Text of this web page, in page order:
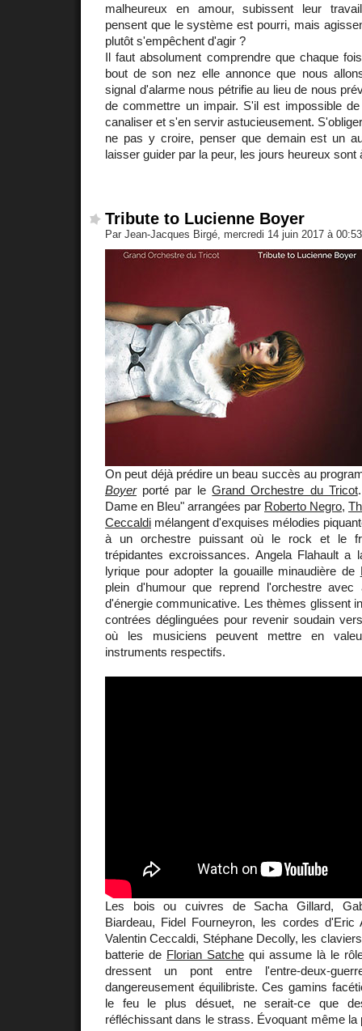
malheureux en amour, subissent leur
pensent que le système est pourri, mais
plutôt s'empêchent d'agir ?
Il faut absolument comprendre que chaque
bout de son nez elle annonce que nous
signal d'alarme nous pétrifie au lieu de nous
de commettre un impair. S'il est impossible
canaliser et s'en servir astucieusement.
ne pas y croire, penser que demain est un
laisser guider par la peur, les jours heureux sont
Tribute to Lucienne Boyer
Par Jean-Jacques Birgé, mercredi 14 juin 2017 à
On peut déjà prédire un beau succès au
Boyerporté par leGrand Orchestre du Tricot
Dame en Bleu" arrangées par Roberto Negro,
Ceccaldi mélangent d'exquises mélodies
à un orchestre puissant où le rock et le
trépidantes excroissances. Angela Flahault a
lyrique pour adopter la gouaille minaudière de
plein d'humour que reprend l'orchestre
d'énergie communicative. Les thèmes glissent
contrées déglinguées pour revenir soudain
où les musiciens peuvent mettre en
instruments respectifs.
Les bois ou cuivres de Sacha Gillard,
Biardeau, Fidel Fourneyron, les cordes d'Eric
Valentin Ceccaldi, Stéphane Decolly, les
batterie de Florian Satche qui assume là le
dressent un pont entre l'entre-deux-
dangereusement équilibriste. Ces gamins
le feu le plus désuet, ne serait-ce que
réfléchissant dans le strass. Évoquant même la